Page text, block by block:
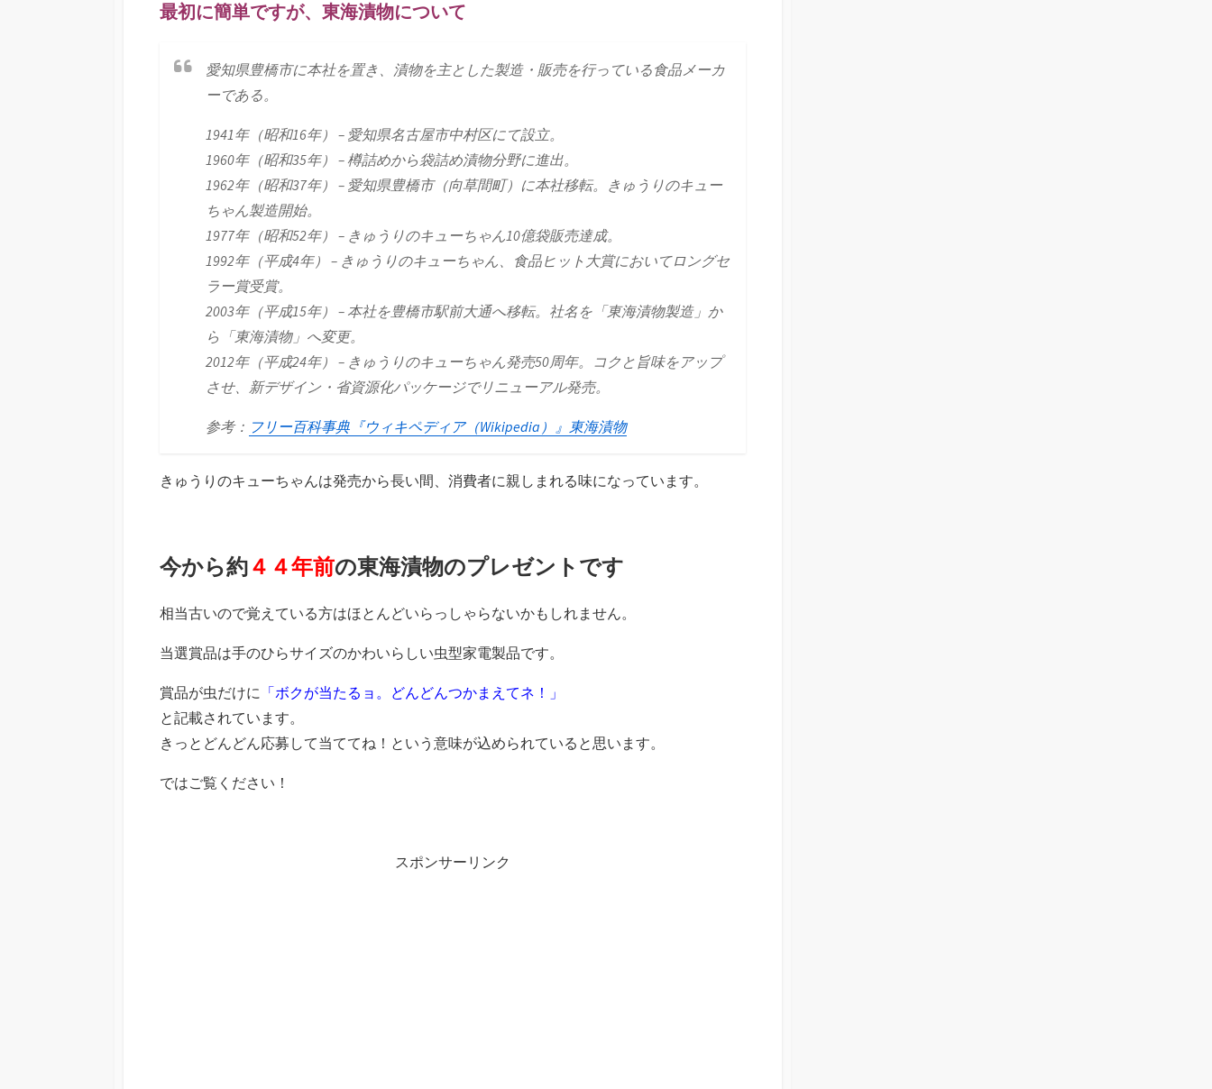
最初に簡単ですが、東海漬物について
愛知県豊橋市に本社を置き、漬物を主とした製造・販売を行っている食品メーカ
ーである。
1941年（昭和16年） – 愛知県名古屋市中村区にて設立。
1960年（昭和35年） – 樽詰めから袋詰め漬物分野に進出。
1962年（昭和37年） – 愛知県豊橋市（向草間町）に本社移転。きゅうりのキュー
ちゃん製造開始。
1977年（昭和52年） – きゅうりのキューちゃん10億袋販売達成。
1992年（平成4年） – きゅうりのキューちゃん、食品ヒット大賞においてロングセ
ラー賞受賞。
2003年（平成15年） – 本社を豊橋市駅前大通へ移転。社名を「東海漬物製造」か
ら「東海漬物」へ変更。
2012年（平成24年） – きゅうりのキューちゃん発売50周年。コクと旨味をアップ
させ、新デザイン・省資源化パッケージでリニューアル発売。
参考： フリー百科事典『ウィキペディア（Wikipedia）』東海漬物
きゅうりのキューちゃんは発売から長い間、消費者に親しまれる味になっています。
今から約４４年前の東海漬物のプレゼントです
相当古いので覚えている方はほとんどいらっしゃらないかもしれません。
当選賞品は手のひらサイズのかわいらしい虫型家電製品です。
賞品が虫だけに 「ボクが当たるョ。どんどんつかまえてネ！」
と記載されています。
きっとどんどん応募して当ててね！という意味が込められていると思います。
ではご覧ください！
スポンサーリンク